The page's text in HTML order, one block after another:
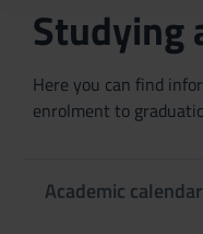
Studying
Here you can find
enrolment to
Academic calendar